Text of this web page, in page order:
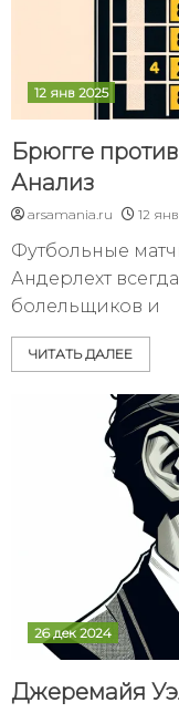
12 янв 2025
Брюгге
Анализ
arsamania.ru 12
Футбольные
Андерлехт
болельщиков и
ЧИТАТЬ ДАЛЕЕ
26 дек 2024
Джеремайя